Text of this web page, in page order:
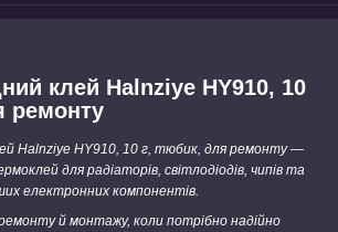
клей Halnziye HY910, 10
ремонту
Halnziye HY910, 10 г, тюбик, для ремонту —
для радіаторів, світлодіодів, чипів та
електронних компонентів.
й монтажу, коли потрібно надійно